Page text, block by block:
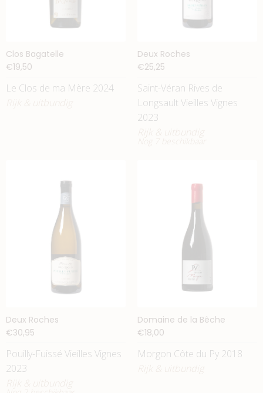
Clos Bagatelle
€19,50
Le Clos de ma Mère 2024
Rijk & uitbundig
Deux Roches
€25,25
Saint-Véran Rives de
Longsault Vieilles Vignes
2023
Rijk & uitbundig
Deux Roches
€30,95
Pouilly-Fuissé Vieilles Vignes
2023
Rijk & uitbundig
Domaine de la Bêche
€18,00
Morgon Côte du Py 2018
Rijk & uitbundig